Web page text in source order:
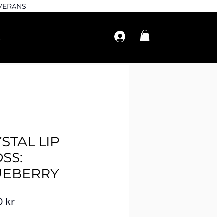
LIP
krPris